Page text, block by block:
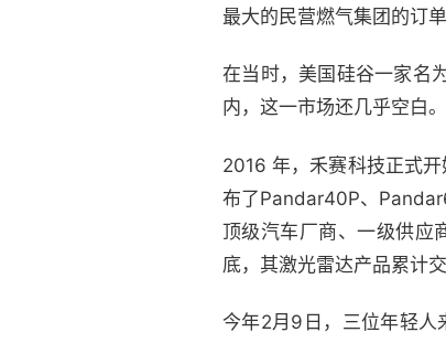
最大的民营燃气集团的订
在当时，美国硅谷一家名
内，这一市场还几乎空白
2016 年，禾赛科技正式
布了Pandar40P、
顶级汽车厂商、一级供应
底，其激光雷达产品累计
今年2月9日，三位年轻人